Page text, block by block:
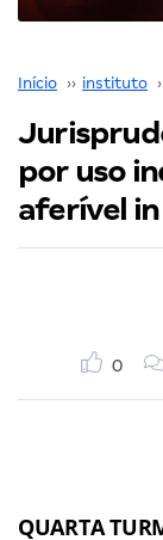
Início ›› instituto
por uso
aferível in
0
QUARTA